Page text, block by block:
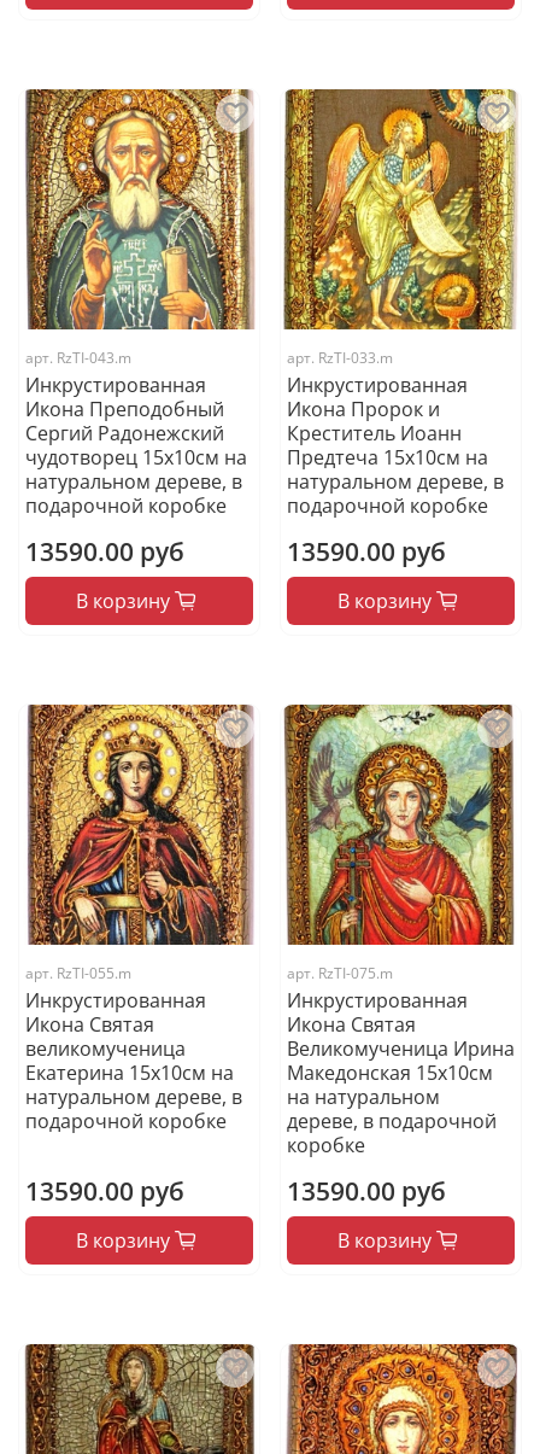
арт. RzTI-043.m
Инкрустированная
Икона Преподобный
Сергий Радонежский
чудотворец 15х10см на
натуральном дереве, в
подарочной коробке
13590.00 руб
В корзину
арт. RzTI-033.m
Инкрустированная
Икона Пророк и
Креститель Иоанн
Предтеча 15х10см на
натуральном дереве, в
подарочной коробке
13590.00 руб
В корзину
арт. RzTI-055.m
Инкрустированная
Икона Святая
великомученица
Екатерина 15х10см на
натуральном дереве, в
подарочной коробке
13590.00 руб
В корзину
арт. RzTI-075.m
Инкрустированная
Икона Святая
Великомученица Ирина
Македонская 15х10см
на натуральном
дереве, в подарочной
коробке
13590.00 руб
В корзину